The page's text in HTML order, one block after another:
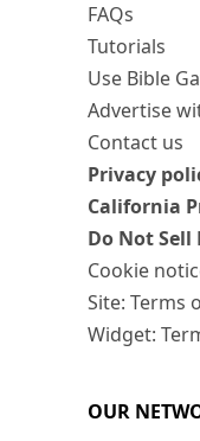
FAQs
Tutorials
Use Bible
Advertise
Contact us
Privacy
California
Do Not
Cookie
Site: Terms
Widget:
OUR